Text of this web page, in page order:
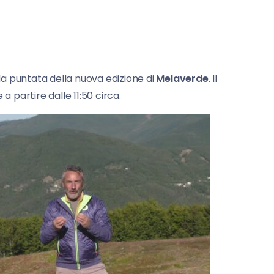
puntata della nuova edizione diMelaverde. Il
partire dalle 11:50 circa.